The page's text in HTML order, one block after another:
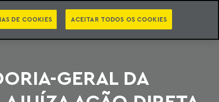
NEWSLETTER VIDEOCASTS PT EN CATEGORIAS
GERAL DA
DE COOKIES ACEITAR TODOS OS COOKIES